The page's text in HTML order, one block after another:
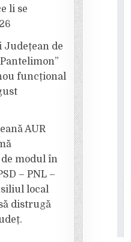
li se
de
funcțional
AUR
modul în
– PNL –
local
distrugă